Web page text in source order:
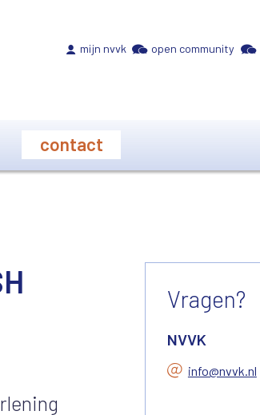
mijn nvvk open community
contact
Vragen?
NVVK
info@nvvk.nl